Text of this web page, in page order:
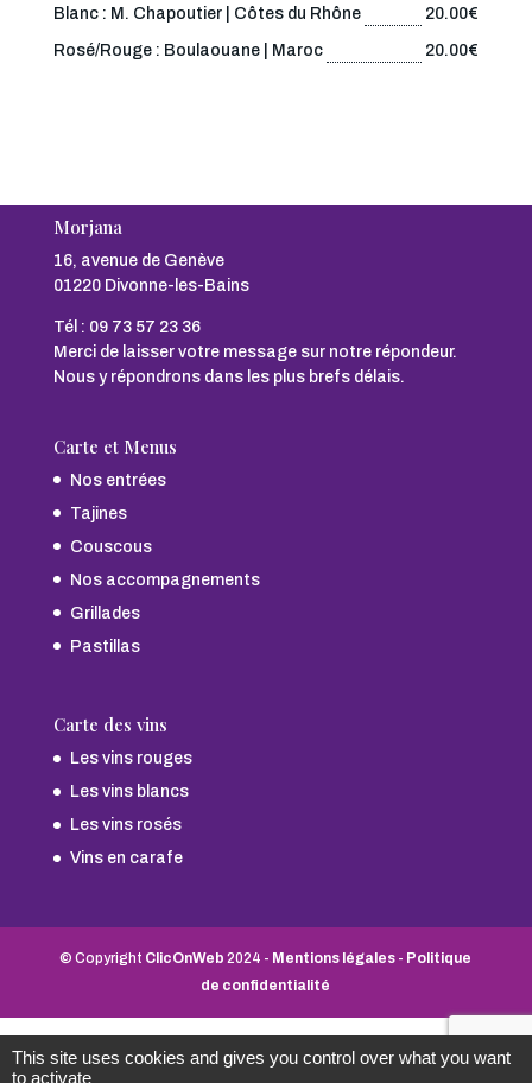
Blanc : M. Chapoutier | Côtes du Rhône 20.00€
Rosé/Rouge : Boulaouane | Maroc 20.00€
Morjana
16, avenue de Genève
01220 Divonne-les-Bains
Tél : 09 73 57 23 36
Merci de laisser votre message sur notre répondeur.
Nous y répondrons dans les plus brefs délais.
Carte et Menus
Nos entrées
Tajines
Couscous
Nos accompagnements
Grillades
Pastillas
Carte des vins
Les vins rouges
Les vins blancs
Les vins rosés
Vins en carafe
© Copyright ClicOnWeb 2024 - Mentions légales - Politique
de confidentialité
This site uses cookies and gives you control over what you want
to activate